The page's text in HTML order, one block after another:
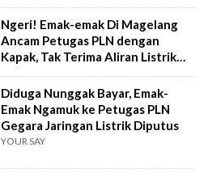
Ngeri! Emak-emak Di Magelang
Ancam Petugas PLN dengan
Kapak, Tak Terima Aliran Listrik
Diputus Karena Nunggak 3 Bulan
Diduga Nunggak Bayar, Emak-
Emak Ngamuk ke Petugas PLN
Gegara Jaringan Listrik Diputus
YOUR SAY